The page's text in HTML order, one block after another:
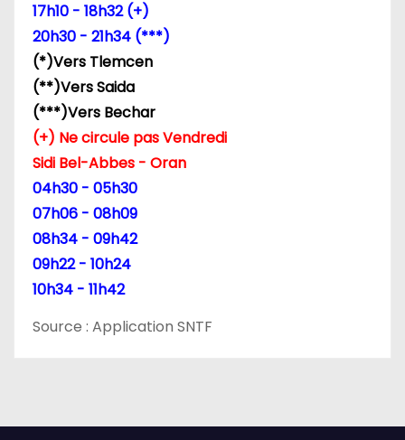
a
r
t
c
e
17h10 - 18h32 (+)
20h30 - 21h34 (***)
(*)Vers Tlemcen
(**)Vers Saida
(***)Vers Bechar
(+) Ne circule pas Vendredi
Sidi Bel-Abbes - Oran
04h30 - 05h30
07h06 - 08h09
08h34 - 09h42
09h22 - 10h24
10h34 - 11h42
Source : Application SNTF